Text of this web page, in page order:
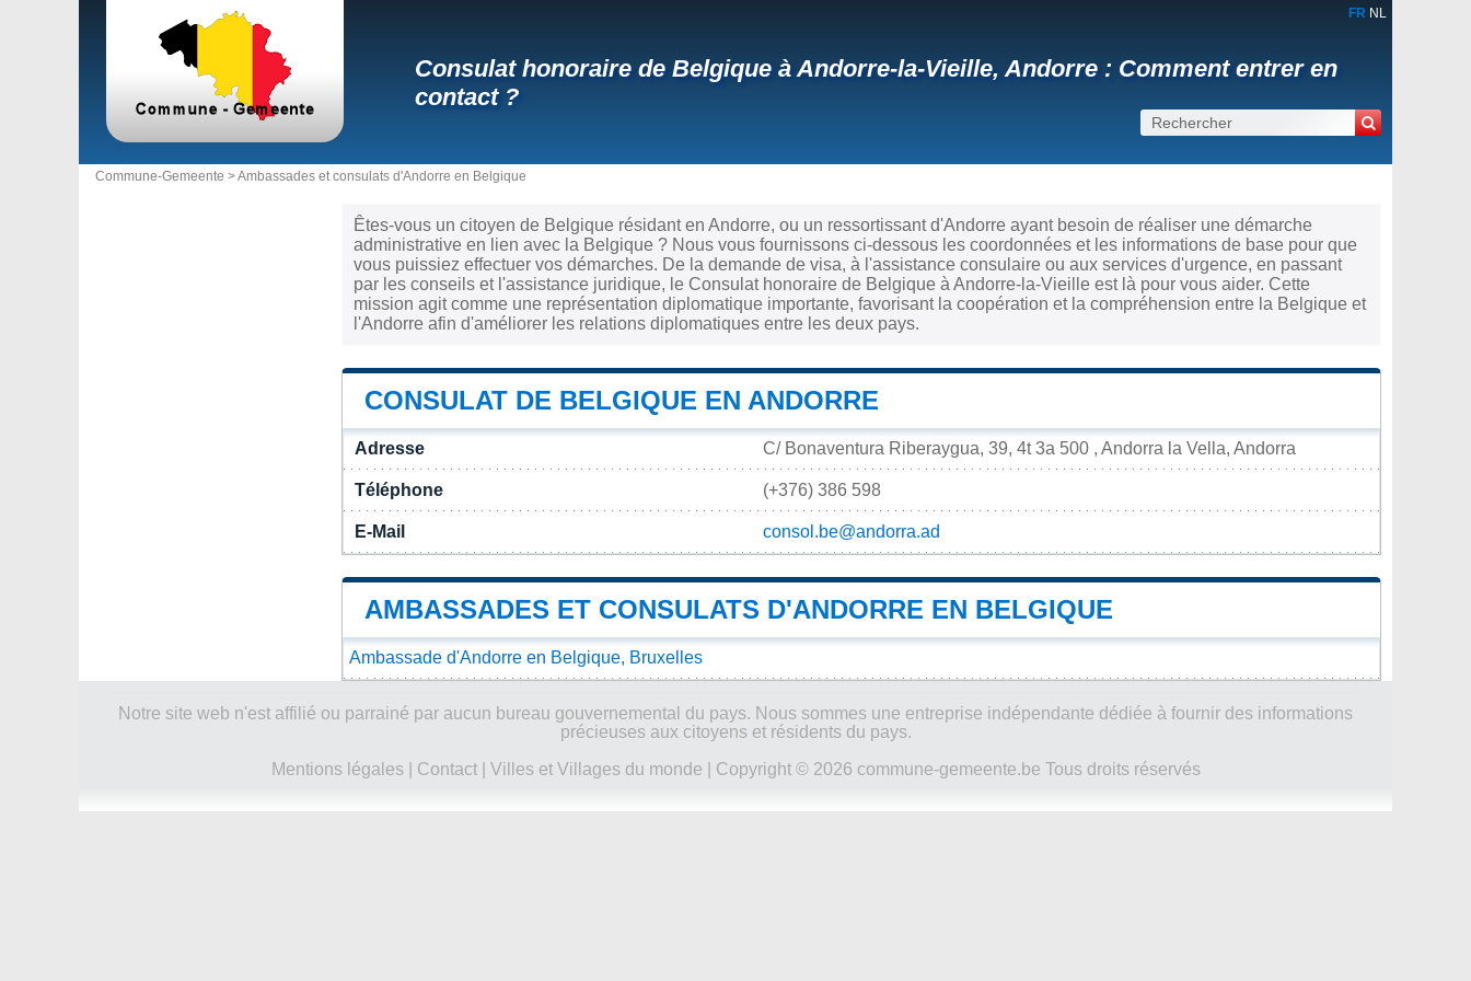
FR NL
Consulat honoraire de Belgique à Andorre-la-Vieille, Andorre : Comment entrer en
contact ?
Commune-Gemeente >Ambassades et consulats d'Andorre en Belgique
Êtes-vous un citoyen de Belgique résidant en Andorre, ou un ressortissant d'Andorre ayant besoin de réaliser une démarche
administrative en lien avec la Belgique ? Nous vous fournissons ci-dessous les coordonnées et les informations de base pour que
vous puissiez effectuer vos démarches. De la demande de visa, à l'assistance consulaire ou aux services d'urgence, en passant
par les conseils et l'assistance juridique, le Consulat honoraire de Belgique à Andorre-la-Vieille est là pour vous aider. Cette
mission agit comme une représentation diplomatique importante, favorisant la coopération et la compréhension entre la Belgique et
l'Andorre afin d'améliorer les relations diplomatiques entre les deux pays.
CONSULAT DE BELGIQUE EN ANDORRE
Adresse C/ Bonaventura Riberaygua, 39, 4t 3a 500 , Andorra la Vella, Andorra
Téléphone (+376) 386 598
E-Mail consol.be@andorra.ad
AMBASSADES ET CONSULATS D'ANDORRE EN BELGIQUE
Ambassade d'Andorre en Belgique, Bruxelles
Notre site web n'est affilié ou parrainé par aucun bureau gouvernemental du pays. Nous sommes une entreprise indépendante dédiée à fournir des informations
précieuses aux citoyens et résidents du pays.
Mentions légales| Contact| Villes et Villages du monde | Copyright © 2026 commune-gemeente.be Tous droits réservés